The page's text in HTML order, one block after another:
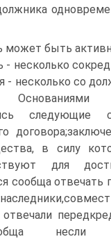
быть
несколько
несколько со
следующие
в силу
для
сообща отвечать
несли